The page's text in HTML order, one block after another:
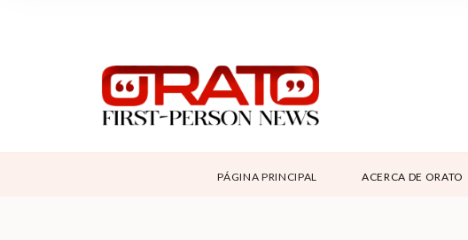
SUPPORT
CONTÁCTANOS
PÁGINA PRINCIPAL ACERCA DE ORATO